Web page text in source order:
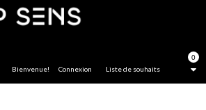
0
Liste de souhaits
Bienvenue! Connexion